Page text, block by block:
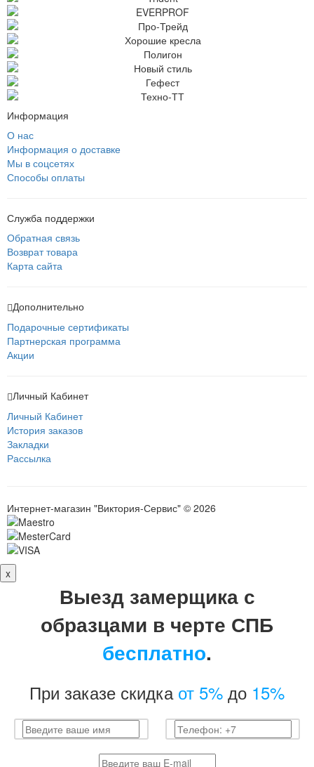
Информация
О нас
Информация о доставке
Мы в соцсетях
Способы оплаты
Служба поддержки
Обратная связь
Возврат товара
Карта сайта
Дополнительно
Подарочные сертификаты
Партнерская программа
Акции
Личный Кабинет
Личный Кабинет
История заказов
Закладки
Рассылка
Интернет-магазин "Виктория-Сервис" © 2026
x
Выезд замерщика с
образцами в черте СПБ
бесплатно.
При заказе скидка от 5% до 15%